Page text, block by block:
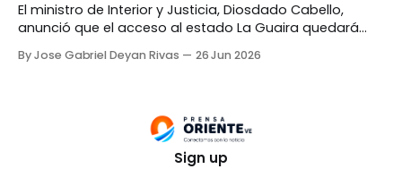
El ministro de Interior y Justicia, Diosdado Cabello,
anunció que el acceso al estado La Guaira quedará
viernes, 26 de junio. Cabello explicó que la medida
By Jose Gabriel Deyan Rivas 26 Jun 2026
Sign up